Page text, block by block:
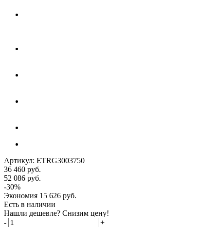
Артикул: ETRG3003750
36 460 руб.
52 086 руб.
-30%
Экономия 15 626 руб.
Есть в наличии
Нашли дешевле? Снизим цену!
-
+